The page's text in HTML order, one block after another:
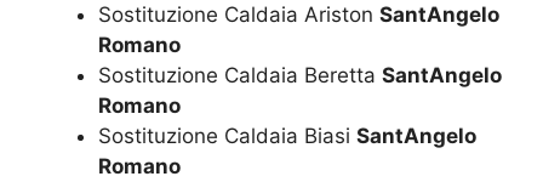
Sostituzione Caldaia Ariston SantAngelo
Romano
Sostituzione Caldaia Beretta SantAngelo
Romano
Sostituzione Caldaia Biasi SantAngelo
Romano